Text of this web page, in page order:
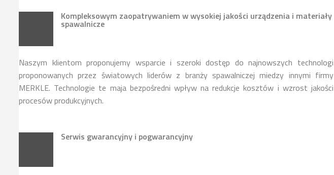
Kompleksowym zaopatrywaniem w wysokiej jakości urządzenia i materiały
spawalnicze
Naszym klientom proponujemy wsparcie i szeroki dostęp do najnowszych technologi
proponowanych przez światowych liderów z branży spawalniczej miedzy innymi firmy
MERKLE. Technologie te maja bezpośredni wpływ na redukcje kosztów i wzrost jakości
procesów produkcyjnych.
Serwis gwarancyjny i pogwarancyjny